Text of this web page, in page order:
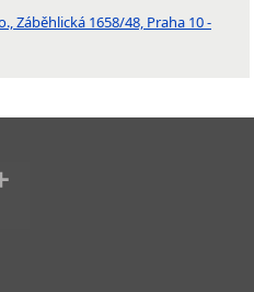
Záběhlická 1658/48, Praha 10 -